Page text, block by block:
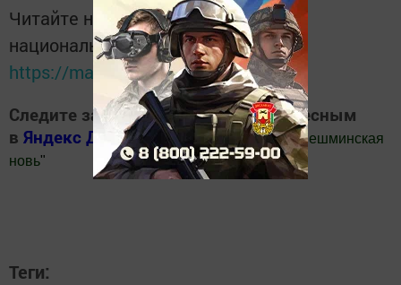
Читайте новости Татарстана в
национальном мессенджере MАХ:
https://max.ru/tatmedia
Следите за самым важным и интересным
в Яндекс Дзени Телеграм канале"Шешминская
новь"
Теги: